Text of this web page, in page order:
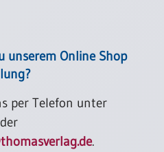
unserem Online Shop
per Telefon unter
.